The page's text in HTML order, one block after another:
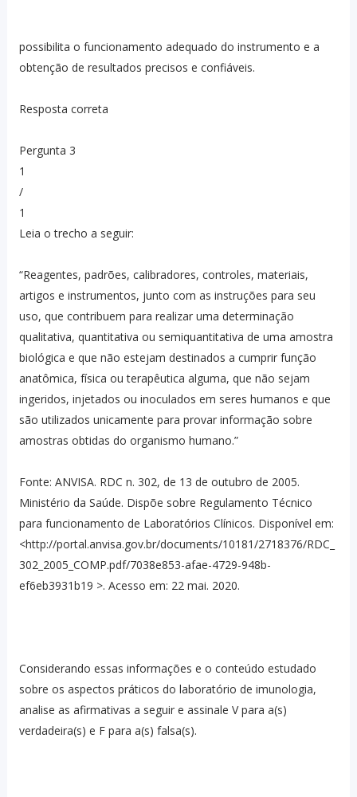
possibilita o funcionamento adequado do instrumento e a
obtenção de resultados precisos e confiáveis.
Resposta correta
Pergunta 3
1
/
1
Leia o trecho a seguir:
“Reagentes, padrões, calibradores, controles, materiais,
artigos e instrumentos, junto com as instruções para seu
uso, que contribuem para realizar uma determinação
qualitativa, quantitativa ou semiquantitativa de uma amostra
biológica e que não estejam destinados a cumprir função
anatômica, física ou terapêutica alguma, que não sejam
ingeridos, injetados ou inoculados em seres humanos e que
são utilizados unicamente para provar informação sobre
amostras obtidas do organismo humano.”
Fonte: ANVISA. RDC n. 302, de 13 de outubro de 2005.
Ministério da Saúde. Dispõe sobre Regulamento Técnico
para funcionamento de Laboratórios Clínicos. Disponível em:
<http://portal.anvisa.gov.br/documents/10181/2718376/RDC_
302_2005_COMP.pdf/7038e853-afae-4729-948b-
ef6eb3931b19 >. Acesso em: 22 mai. 2020.
Considerando essas informações e o conteúdo estudado
sobre os aspectos práticos do laboratório de imunologia,
analise as afirmativas a seguir e assinale V para a(s)
verdadeira(s) e F para a(s) falsa(s).